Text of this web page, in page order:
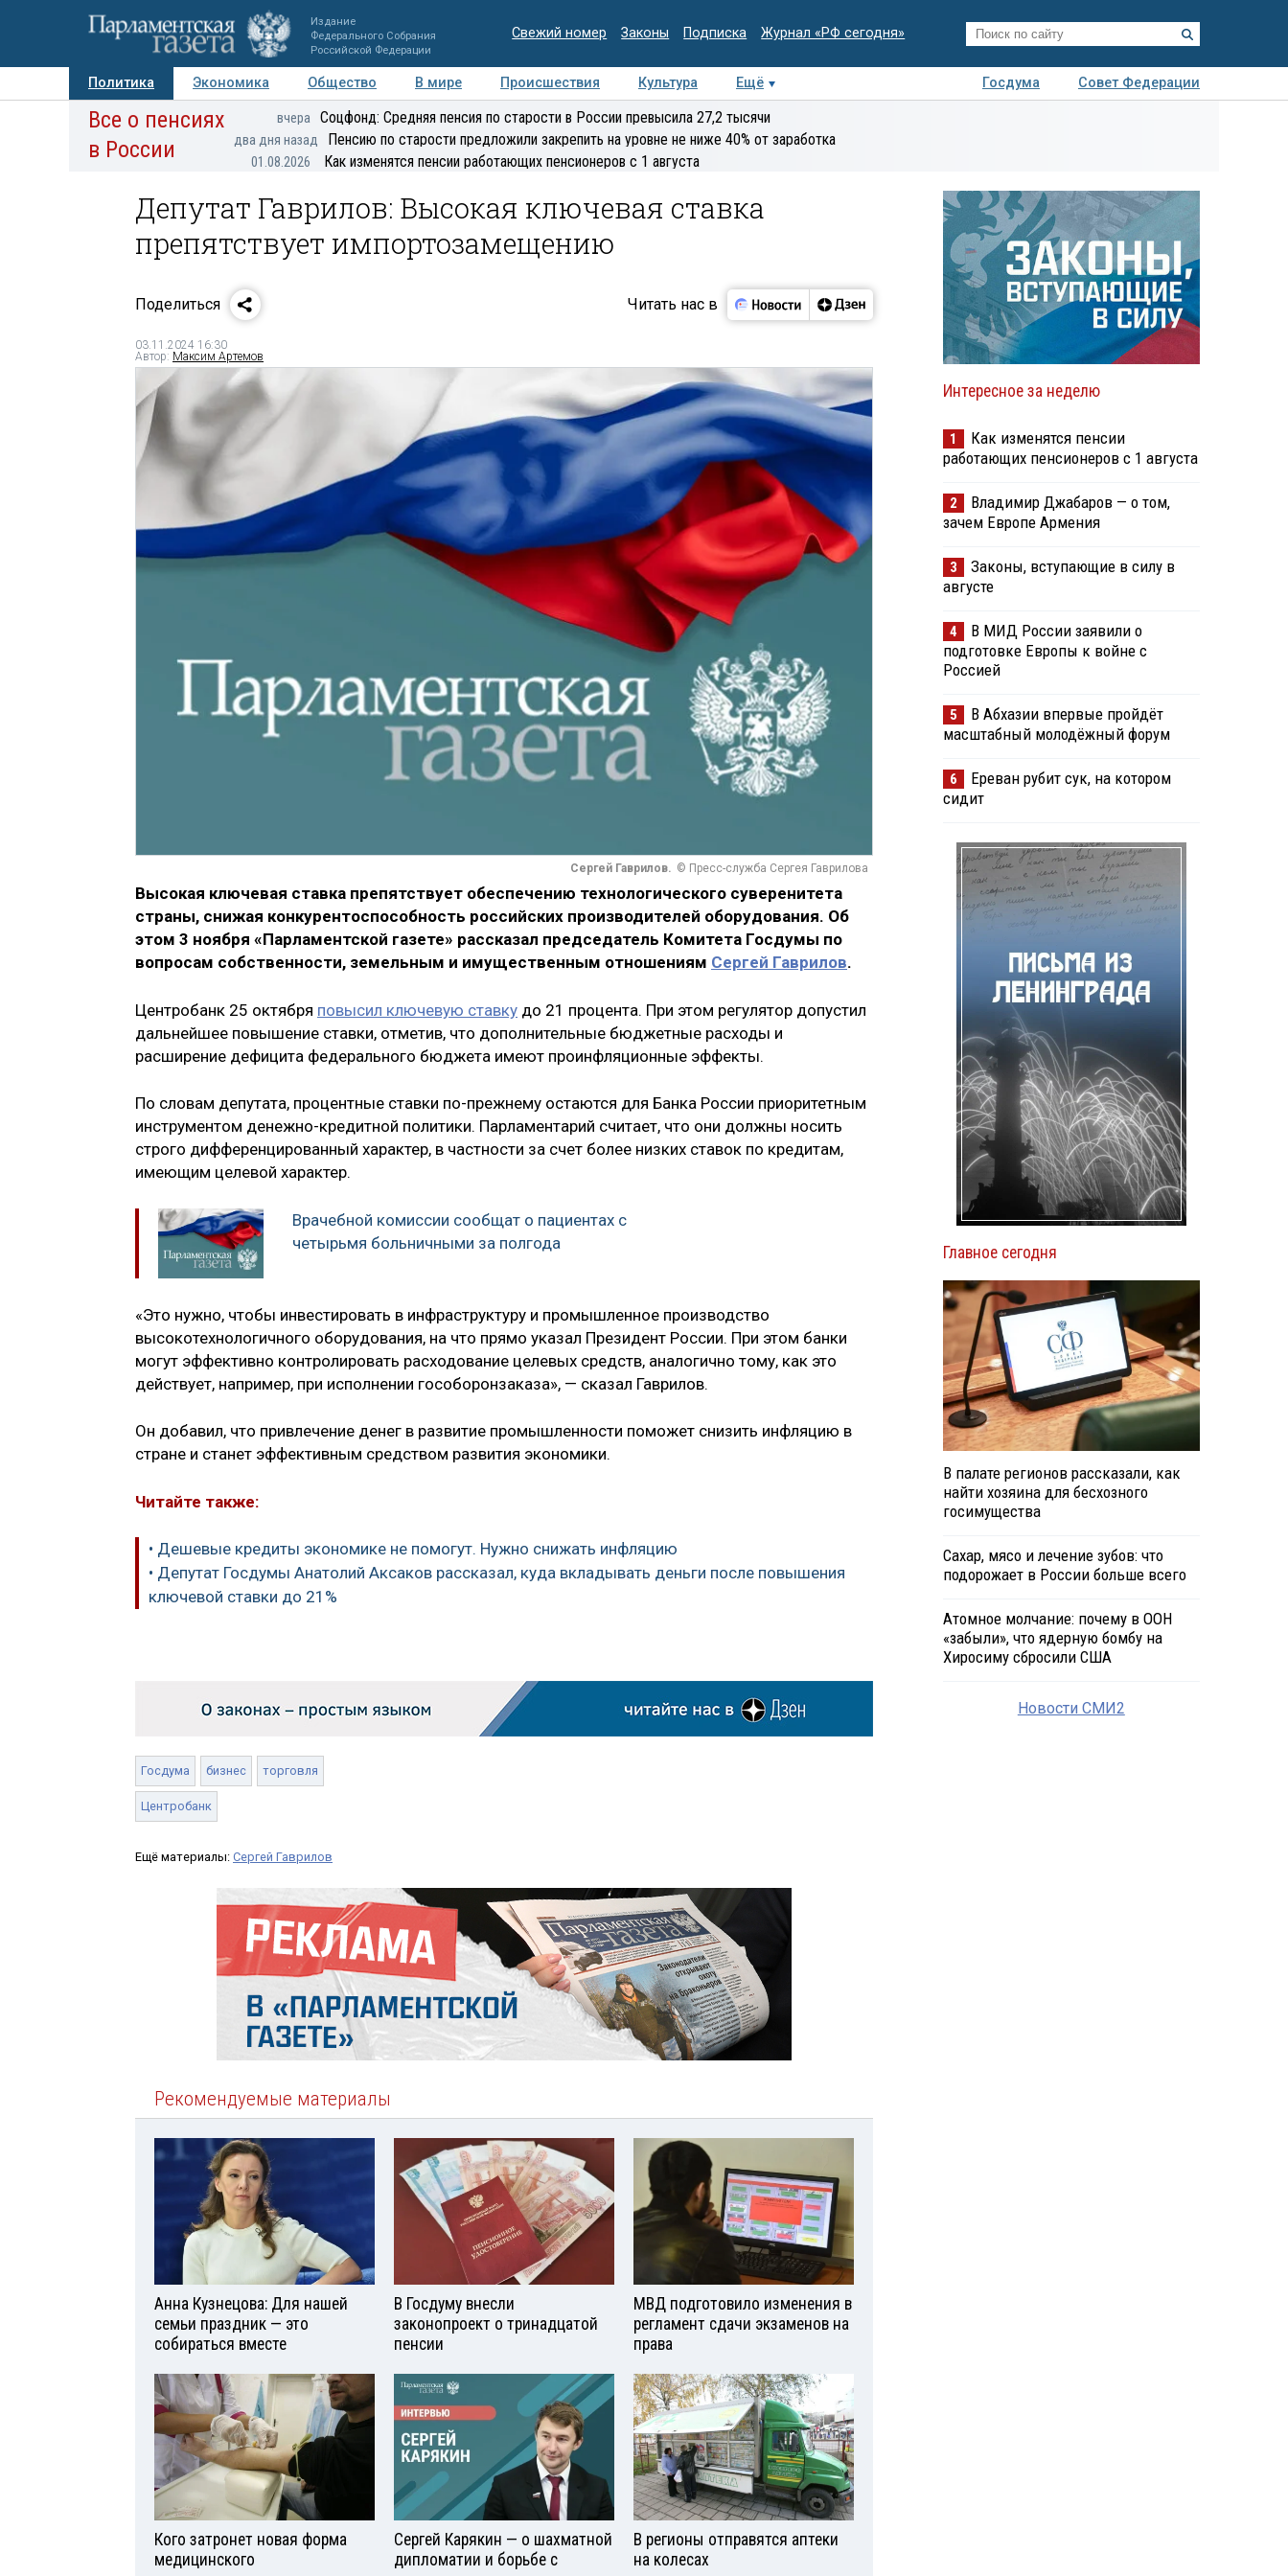
Издание
Федерального Собрания
Российской Федерации
Свежий номер Законы Подписка Журнал «РФ сегодня»
Политика Экономика Общество В мире Происшествия Культура Ещё Госдума
Совет Федерации
Авторы Персоны Мнения Регионы Медиацентр Интервью Колумнисты
экспертиза
Все о пенсиях
в России
вчера Соцфонд: Средняя пенсия по старости в России превысила 27,2 тысячи
два дня назад Пенсию по старости предложили закрепить на уровне не ниже 40% от заработка
01.08.2026 Как изменятся пенсии работающих пенсионеров с 1 августа
Депутат Гаврилов: Высокая ключевая ставка
препятствует импортозамещению
Поделиться Читать нас в
03.11.2024 16:30
Автор: Максим Артемов
Сергей Гаврилов. © Пресс-служба Сергея Гаврилова
Высокая ключевая ставка препятствует обеспечению технологического суверенитета
страны, снижая конкурентоспособность российских производителей оборудования. Об
этом 3 ноября «Парламентской газете» рассказал председатель Комитета Госдумы по
вопросам собственности, земельным и имущественным отношениям Сергей Гаврилов.
Центробанк 25 октября повысил ключевую ставку до 21 процента. При этом регулятор допустил
дальнейшее повышение ставки, отметив, что дополнительные бюджетные расходы и
расширение дефицита федерального бюджета имеют проинфляционные эффекты.
По словам депутата, процентные ставки по-прежнему остаются для Банка России приоритетным
инструментом денежно-кредитной политики. Парламентарий считает, что они должны носить
строго дифференцированный характер, в частности за счет более низких ставок по кредитам,
имеющим целевой характер.
Врачебной комиссии сообщат о пациентах с
четырьмя больничными за полгода
«Это нужно, чтобы инвестировать в инфраструктуру и промышленное производство
высокотехнологичного оборудования, на что прямо указал Президент России. При этом банки
могут эффективно контролировать расходование целевых средств, аналогично тому, как это
действует, например, при исполнении гособоронзаказа», — сказал Гаврилов.
Он добавил, что привлечение денег в развитие промышленности поможет снизить инфляцию в
стране и станет эффективным средством развития экономики.
Читайте также:
• Дешевые кредиты экономике не помогут. Нужно снижать инфляцию
• Депутат Госдумы Анатолий Аксаков рассказал, куда вкладывать деньги после повышения
ключевой ставки до 21%
Госдума бизнес торговля
Центробанк
Ещё материалы: Сергей Гаврилов
Рекомендуемые материалы
Анна Кузнецова: Для нашей
семьи праздник — это
собираться вместе
В Госдуму внесли
законопроект о тринадцатой
пенсии
МВД подготовило изменения в
регламент сдачи экзаменов на
права
Кого затронет новая форма
медицинского
Сергей Карякин — о шахматной
дипломатии и борьбе с
В регионы отправятся аптеки
на колесах
Интересное за неделю
1
Как изменятся пенсии
работающих пенсионеров с 1 августа
2
Владимир Джабаров — о том,
зачем Европе Армения
3
Законы, вступающие в силу в
августе
4
В МИД России заявили о
подготовке Европы к войне с
Россией
5
В Абхазии впервые пройдёт
масштабный молодёжный форум
6
Ереван рубит сук, на котором
сидит
Главное сегодня
В палате регионов рассказали, как
найти хозяина для бесхозного
госимущества
Сахар, мясо и лечение зубов: что
подорожает в России больше всего
Атомное молчание: почему в ООН
«забыли», что ядерную бомбу на
Хиросиму сбросили США
Новости СМИ2